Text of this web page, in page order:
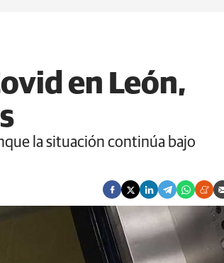
en León,
la situación continúa bajo